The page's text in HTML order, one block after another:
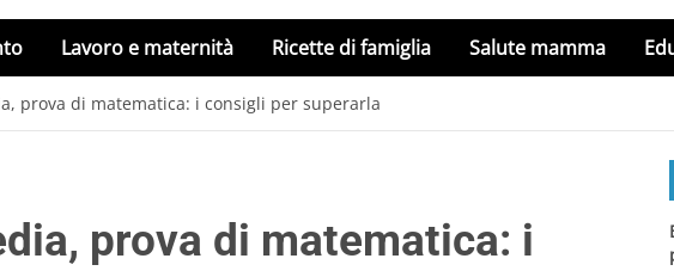
Lavoro e maternità Ricette di famiglia Salute mamma
prova di matematica: i consigli per superarla
prova di matematica: i